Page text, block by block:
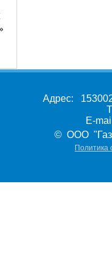
Адрес:
E-
© ООО
Политика